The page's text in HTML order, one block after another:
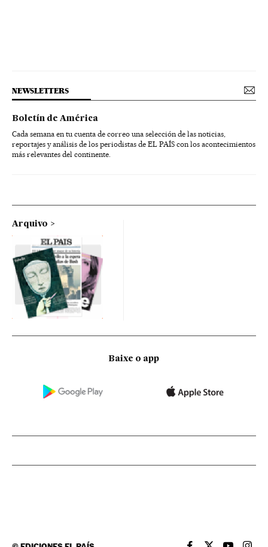
NEWSLETTERS
Boletín de América
Cada semana en tu cuenta de correo una selección de las noticias,
reportajes y análisis de los periodistas de EL PAÍS con los acontecimientos
más relevantes del continente.
Arquivo
Baixe o app